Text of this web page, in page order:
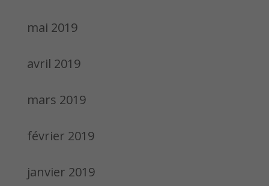
mai 2019
avril 2019
mars 2019
février 2019
janvier 2019